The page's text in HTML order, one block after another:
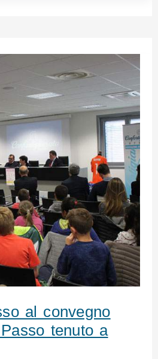
al convegno
tenuto a